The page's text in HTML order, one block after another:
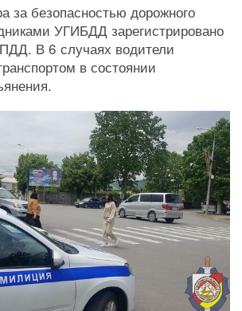
за безопасностью дорожного
УГИБДД зарегистрировано
В 6 случаях водители
в состоянии